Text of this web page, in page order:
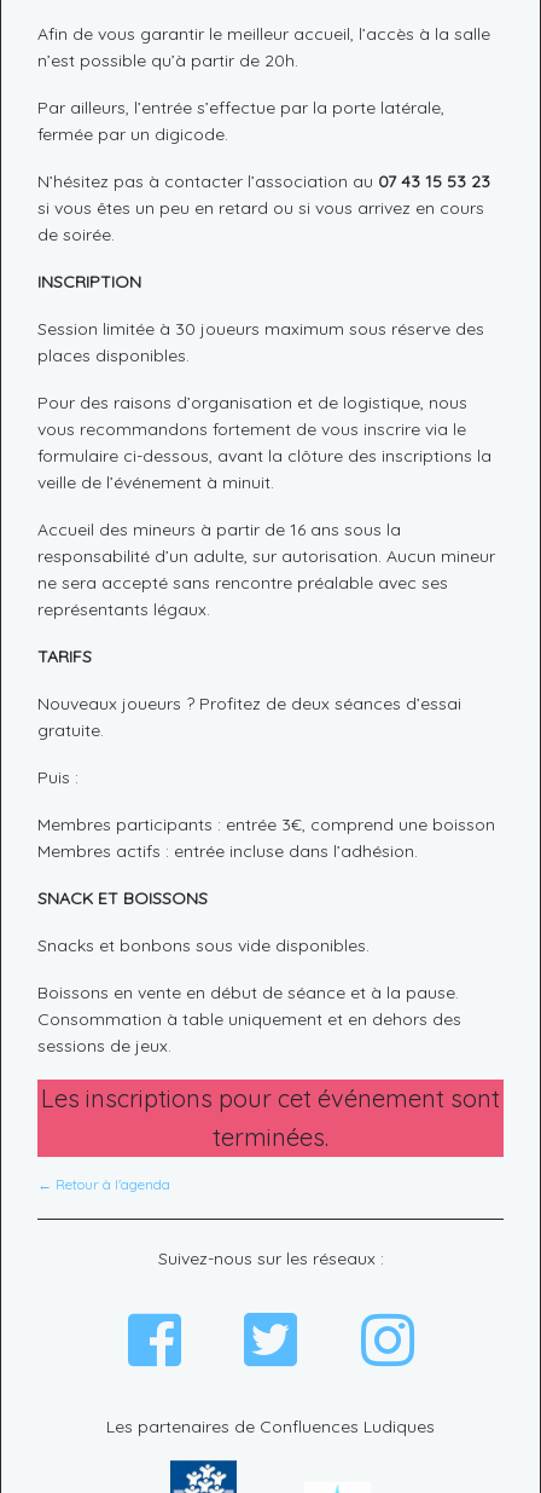
Afin de vous garantir le meilleur accueil, l’accès à la salle
n’est possible qu’à partir de 20h.
Par ailleurs, l’entrée s’effectue par la porte latérale,
fermée par un digicode.
N’hésitez pas à contacter l’association au 07 43 15 53 23
si vous êtes un peu en retard ou si vous arrivez en cours
de soirée.
INSCRIPTION
Session limitée à 30 joueurs maximum sous réserve des
places disponibles.
Pour des raisons d’organisation et de logistique, nous
vous recommandons fortement de vous inscrire via le
formulaire ci-dessous, avant la clôture des inscriptions la
veille de l’événement à minuit.
Accueil des mineurs à partir de 16 ans sous la
responsabilité d’un adulte, sur autorisation. Aucun mineur
ne sera accepté sans rencontre préalable avec ses
représentants légaux.
TARIFS
Nouveaux joueurs ? Profitez de deux séances d’essai
gratuite.
Puis :
Membres participants : entrée 3€, comprend une boisson
Membres actifs : entrée incluse dans l’adhésion.
SNACK ET BOISSONS
Snacks et bonbons sous vide disponibles.
Boissons en vente en début de séance et à la pause.
Consommation à table uniquement et en dehors des
sessions de jeux.
Les inscriptions pour cet événement sont
terminées.
← Retour à l'agenda
Les partenaires de Confluences Ludiques
Suivez-nous sur les réseaux :